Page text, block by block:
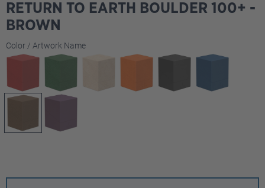
RETURN TO EARTH BOULDER 100+ -
BROWN
Sélectionnez
Color / Artwork Name